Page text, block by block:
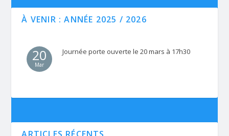
À VENIR : ANNÉE 2025 / 2026
20
Mar
Journée porte ouverte le 20 mars à 17h30